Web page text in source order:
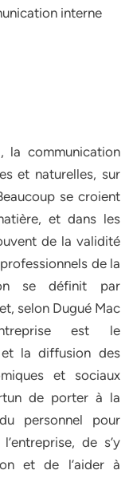
interne
la communication
et naturelles, sur
se croient
et dans les
de la validité
de la
se définit par
selon Dugué Mac
est le
la diffusion des
et sociaux
de porter à la
personnel pour
de s’y
et de l’aider à